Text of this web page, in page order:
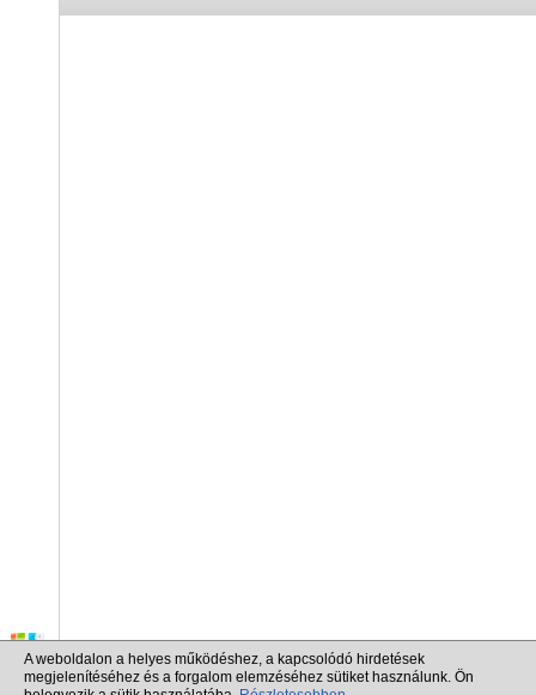
A weboldalon a helyes működéshez, a kapcsolódó hirdetések
megjelenítéséhez és a forgalom elemzéséhez sütiket használunk. Ön